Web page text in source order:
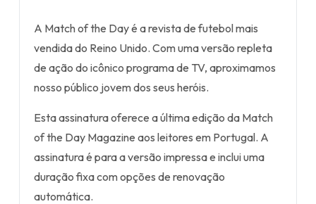
A Match of the Day é a revista de futebol mais
vendida do Reino Unido. Com uma versão repleta
de ação do icônico programa de TV, aproximamos
nosso público jovem dos seus heróis.
Esta assinatura oferece a última edição da Match
of the Day Magazine aos leitores em Portugal. A
assinatura é para a versão impressa e inclui uma
duração fixa com opções de renovação
automática.